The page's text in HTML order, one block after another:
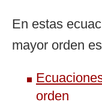
En estas
mayor orden
orden